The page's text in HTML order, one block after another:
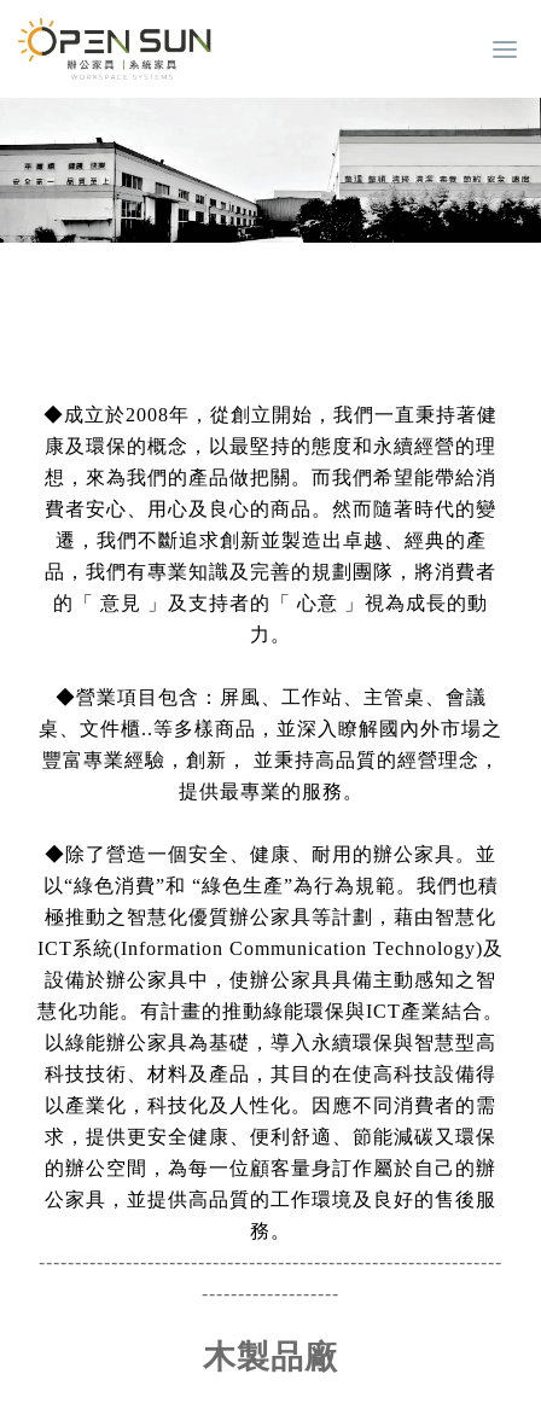
◆成立於2008年，從創立開始，我們一直秉持著健
康及環保的概念，以最堅持的態度和永續經營的理
想，來為我們的產品做把關。而我們希望能帶給消
費者安心、用心及良心的商品。然而隨著時代的變
遷，我們不斷追求創新並製造出卓越、經典的產
品，我們有專業知識及完善的規劃團隊，將消費者
的「 意見 」及支持者的「 心意 」視為成長的動
力。
◆營業項目包含：屏風、工作站、主管桌、會議
桌、文件櫃..等多樣商品，並深入瞭解國內外市場之
豐富專業經驗，創新， 並秉持高品質的經營理念，
提供最專業的服務。
◆除了營造一個安全、健康、耐用的辦公家具。並
以“綠色消費”和 “綠色生產”為行為規範。我們也積
極推動之智慧化優質辦公家具等計劃，藉由智慧化
ICT系統(Information Communication Technology)及
設備於辦公家具中，使辦公家具具備主動感知之智
慧化功能。有計畫的推動綠能環保與ICT產業結合。
以綠能辦公家具為基礎，導入永續環保與智慧型高
科技技術、材料及產品，其目的在使高科技設備得
以產業化，科技化及人性化。因應不同消費者的需
求，提供更安全健康、便利舒適、節能減碳又環保
的辦公空間，為每一位顧客量身訂作屬於自己的辦
公家具，並提供高品質的工作環境及良好的售後服
務。
----------------------------------------------------------------
-------------------
木製品廠